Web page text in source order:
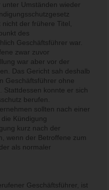
Umständen wieder
der frühere Titel,
des
Geschäftsführer war.
zwar zuvor
war aber vor der
Das Gericht sah deshalb
Geschäftsführer ohne
Stattdessen konnte er sich
berufen.
sollten nach einer
Kündigung
kurz nach der
wenn der Betroffene zum
als normaler
Geschäftsführer, ist